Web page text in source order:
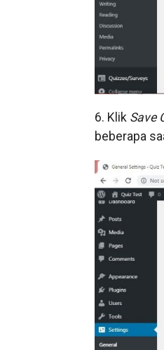
6. Klik Save
beberapa